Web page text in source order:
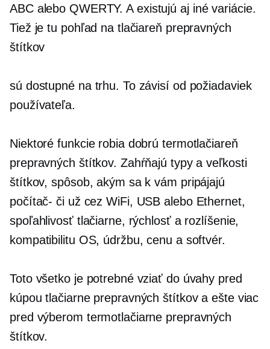
ABC alebo QWERTY. A existujú aj iné variácie.
Tiež je tu pohľad na tlačiareň prepravných
štítkov
sú dostupné na trhu. To závisí od požiadaviek
používateľa.
Niektoré funkcie robia dobrú termotlačiareň
prepravných štítkov. Zahŕňajú typy a veľkosti
štítkov, spôsob, akým sa k vám pripájajú
počítač- či už cez WiFi, USB alebo Ethernet,
spoľahlivosť tlačiarne, rýchlosť a rozlíšenie,
kompatibilitu OS, údržbu, cenu a softvér.
Toto všetko je potrebné vziať do úvahy pred
kúpou tlačiarne prepravných štítkov a ešte viac
pred výberom termotlačiarne prepravných
štítkov.